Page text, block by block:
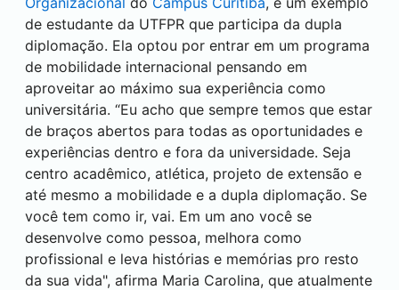
de estudante da UTFPR que participa da dupla
diplomação. Ela optou por entrar em um programa
de mobilidade internacional pensando em
aproveitar ao máximo sua experiência como
universitária. “Eu acho que sempre temos que estar
de braços abertos para todas as oportunidades e
experiências dentro e fora da universidade. Seja
centro acadêmico, atlética, projeto de extensão e
até mesmo a mobilidade e a dupla diplomação. Se
você tem como ir, vai. Em um ano você se
desenvolve como pessoa, melhora como
profissional e leva histórias e memórias pro resto
da sua vida", afirma Maria Carolina, que atualmente